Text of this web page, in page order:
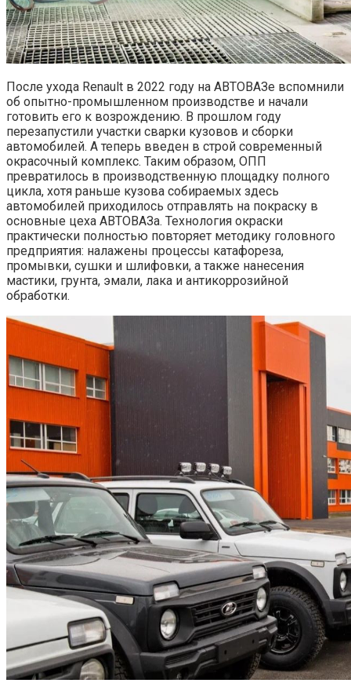
После ухода Renault в 2022 году на АВТОВАЗе вспомнили
об опытно-промышленном производстве и начали
готовить его к возрождению. В прошлом году
перезапустили участки сварки кузовов и сборки
автомобилей. А теперь введен в строй современный
окрасочный комплекс. Таким образом, ОПП
превратилось в производственную площадку полного
цикла, хотя раньше кузова собираемых здесь
автомобилей приходилось отправлять на покраску в
основные цеха АВТОВАЗа. Технология окраски
практически полностью повторяет методику головного
предприятия: налажены процессы катафореза,
промывки, сушки и шлифовки, а также нанесения
мастики, грунта, эмали, лака и антикоррозийной
обработки.